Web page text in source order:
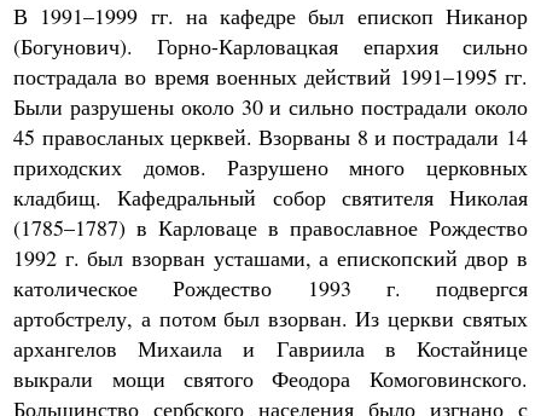
В 1991–1999 гг. на кафедре был епископ Никанор
(Богунович). Горно-Карловацкая епархия сильно
пострадала во время военных действий 1991–1995 гг.
Были разрушены около 30 и сильно пострадали около
45 правосланых церквей. Взорваны 8 и пострадали 14
приходских домов. Разрушено много церковных
кладбищ. Кафедральный собор святителя Николая
(1785–1787) в Карловаце в православное Рождество
1992 г. был взорван усташами, а епископский двор в
католическое Рождество 1993 г. подвергся
артобстрелу, а потом был взорван. Из церкви святых
архангелов Михаила и Гавриила в Костайнице
выкрали мощи святого Феодора Комоговинского.
Большинство сербского населения было изгнано с